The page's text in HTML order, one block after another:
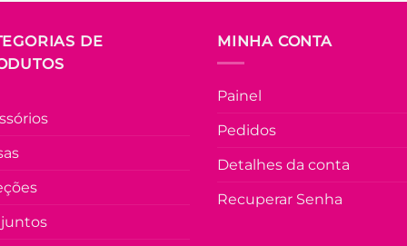
podem
podem
produto
DE
MINHA CONTA
Painel
Pedidos
Detalhes da conta
Recuperar Senha